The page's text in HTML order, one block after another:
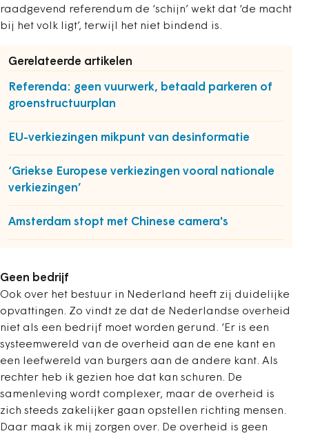
raadgevend referendum de ‘schijn’ wekt dat ‘de macht
bij het volk ligt’, terwijl het niet bindend is.
Gerelateerde artikelen
Referenda: geen vuurwerk, betaald parkeren of
groenstructuurplan
EU-verkiezingen mikpunt van desinformatie
‘Griekse Europese verkiezingen vooral nationale
verkiezingen’
Amsterdam stopt met Chinese camera's
Geen bedrijf
Ook over het bestuur in Nederland heeft zij duidelijke
opvattingen. Zo vindt ze dat de Nederlandse overheid
niet als een bedrijf moet worden gerund. ‘Er is een
systeemwereld van de overheid aan de ene kant en
een leefwereld van burgers aan de andere kant. Als
rechter heb ik gezien hoe dat kan schuren. De
samenleving wordt complexer, maar de overheid is
zich steeds zakelijker gaan opstellen richting mensen.
Daar maak ik mij zorgen over. De overheid is geen